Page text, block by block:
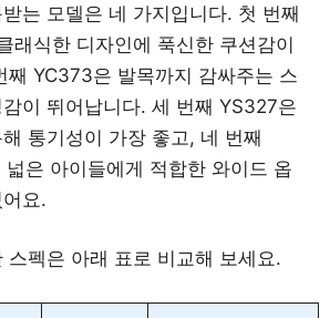
는 모델은 네 가지입니다. 첫 번째
래식한 디자인에 푹신한 쿠션감이
째 YC373은 발목까지 감싸주는 스
이 뛰어납니다. 세 번째 YS327은
통기성이 가장 좋고, 네 번째
은 아이들에게 적합한 와이드 옵
요.
스펙은 아래 표로 비교해 보세요.